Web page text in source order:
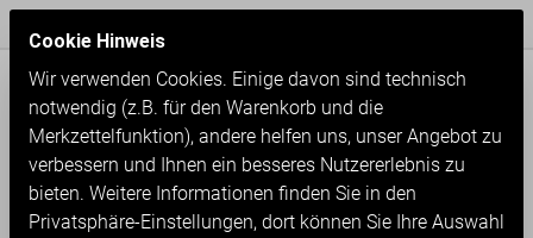
Cookie Hinweis
Wir verwenden Cookies. Einige davon sind technisch
notwendig (z.B. für den Warenkorb und die
Merkzettelfunktion), andere helfen uns, unser Angebot zu
verbessern und Ihnen ein besseres Nutzererlebnis zu
bieten. Weitere Informationen finden Sie in den
Privatsphäre-Einstellungen, dort können Sie Ihre Auswahl